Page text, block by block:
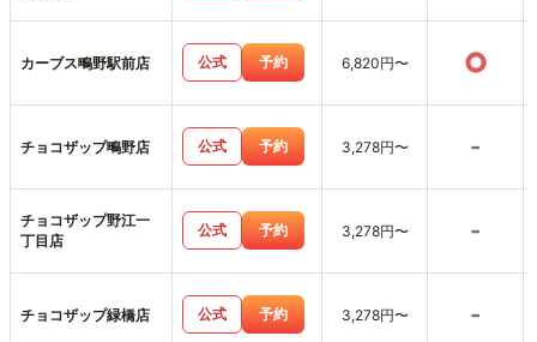
カーブス鴫野駅前店 公式 予約 6,820円〜 ○
チョコザップ鴫野店 公式 予約 3,278円〜 -
チョコザップ野江一
丁目店
公式 予約 3,278円〜 -
チョコザップ緑橋店 公式 予約 3,278円〜 -